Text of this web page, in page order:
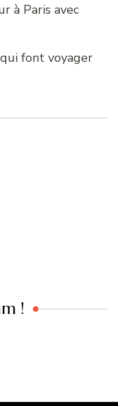
à Paris avec
font voyager
!